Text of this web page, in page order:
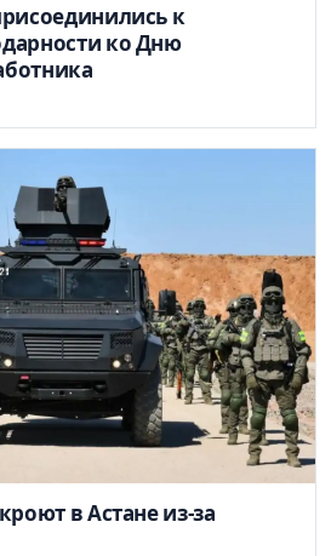
к
ко Дню
в Астане из-за